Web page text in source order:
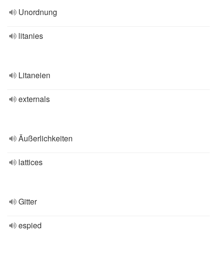
Unordnung
litanies
Litaneien
externals
Äußerlichkeiten
lattices
Gitter
espied